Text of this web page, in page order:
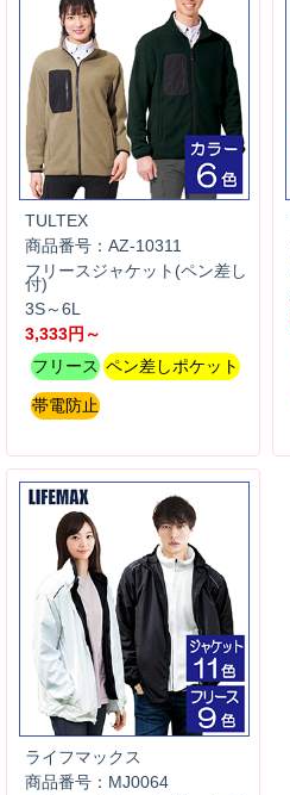
TULTEX
商品番号：AZ-10311
フリースジャケット(ペン差し
付)
3S～6L
3,333円～
フリース ペン差しポケット
帯電防止
ライフマックス
商品番号：MJ0064